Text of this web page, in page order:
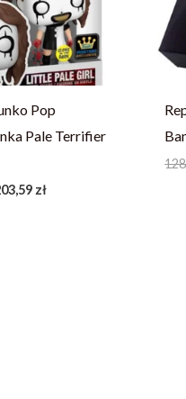
Pop
Pale Terrifier
zł